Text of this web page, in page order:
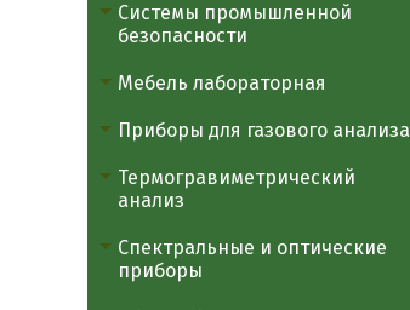
Системы промышленной
безопасности
Мебель лабораторная
Приборы для газового анализа
Термогравиметрический
анализ
Спектральные и оптические
приборы